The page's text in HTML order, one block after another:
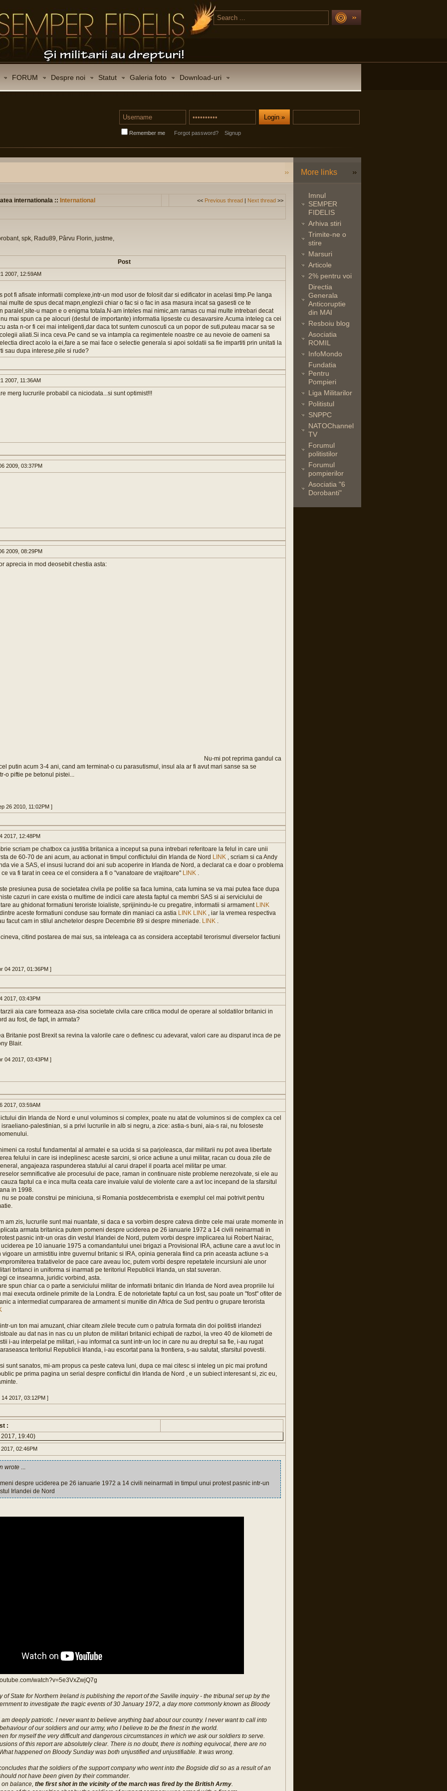
FORUM Despre noi Statut Galeria foto Download-uri
Remember me Forgot password? Signup
internationala :: International << Previous thread | Next thread >>
spk, Radu89, Pârvu Florin, justme,
Post
2007, 12:59AM
pot fi afisate informatii complexe,intr-un mod usor de folosit dar si edificator in acelasi timp.Pe langa
multe de spus decat mapn,englezii chiar o fac si o fac in asa masura incat sa gasesti ce te
paralel,site-u mapn e o enigma totala.N-am inteles mai nimic,am ramas cu mai multe intrebari decat
mai spun ca pe alocuri (destul de importante) informatia lipseste cu desavarsire.Acuma inteleg ca cei
asta n-or fi cei mai inteligenti,dar daca tot suntem cunoscuti ca un popor de suti,puteau macar sa se
aliati.Si inca ceva.Pe cand se va intampla ca regimentele noastre ce au nevoie de oameni sa
direct acolo la ei,fare a se mai face o selectie generala si apoi soldatii sa fie impartiti prin unitati la
sau dupa interese,pile si rude?
2007, 11:36AM
merg lucrurile probabil ca niciodata...si sunt optimist!!!
2009, 03:37PM
2009, 08:29PM
aprecia in mod deosebit chestia asta:
Nu-mi pot reprima gandul ca
putin acum 3-4 ani, cand am terminat-o cu parasutismul, insul ala ar fi avut mari sanse sa se
o piftie pe betonul pistei...
26 2010, 11:02PM ]
2017, 12:48PM
scriam pe chatbox ca justitia britanica a inceput sa puna intrebari referitoare la felul in care unii
de 60-70 de ani acum, au actionat in timpul conflictului din Irlanda de Nord LINK , scriam si ca Andy
vie a SAS, el insusi lucrand doi ani sub acoperire in Irlanda de Nord, a declarat ca e doar o problema
va fi tarat in ceea ce el considera a fi o "vanatoare de vrajitoare" LINK .
presiunea pusa de societatea civila pe politie sa faca lumina, cata lumina se va mai putea face dupa
cazuri in care exista o multime de indicii care atesta faptul ca membri SAS si ai serviciului de
au ghidonat formatiuni teroriste loialiste, sprijinindu-le cu pregatire, informatii si armament LINK
aceste formatiuni conduse sau formate din maniaci ca astia LINK LINK , iar la vremea respectiva
facut cam in stilul anchetelor despre Decembrie 89 si despre mineriade. LINK .
citind postarea de mai sus, sa inteleaga ca as considera acceptabil terorismul diverselor factiuni
04 2017, 01:36PM ]
2017, 03:43PM
aia care formeaza asa-zisa societate civila care critica modul de operare al soldatilor britanici in
au fost, de fapt, in armata?
Britanie post Brexit sa revina la valorile care o definesc cu adevarat, valori care au disparut inca de pe
Blair.
04 2017, 03:43PM ]
2017, 03:59AM
din Irlanda de Nord e unul voluminos si complex, poate nu atat de voluminos si de complex ca cel
palestinian, si a privi lucrurile in alb si negru, a zice: astia-s buni, aia-s rai, nu foloseste
ca rostul fundamental al armatei e sa ucida si sa parjoleasca, dar militarii nu pot avea libertate
felului in care isi indeplinesc aceste sarcini, si orice actiune a unui militar, racan cu doua zile de
angajeaza raspunderea statului al carui drapel il poarta acel militar pe umar.
semnificative ale procesului de pace, raman in continuare niste probleme nerezolvate, si ele au
faptul ca e inca multa ceata care invaluie valul de violente care a avt loc incepand de la sfarsitul
in 1998.
se poate construi pe miniciuna, si Romania postdecembrista e exemplul cel mai potrivit pentru
am zis, lucrurile sunt mai nuantate, si daca e sa vorbim despre cateva dintre cele mai urate momente in
armata britanica putem pomeni despre uciderea pe 26 ianuarie 1972 a 14 civili neinarmati in
pasnic intr-un oras din vestul Irlandei de Nord, putem vorbi despre implicarea lui Robert Nairac,
uciderea pe 10 ianuarie 1975 a comandantului unei brigazi a Provisional IRA, actiune care a avut loc in
vigoare un armistitiu intre guvernul britanic si IRA, opinia generala fiind ca prin aceasta actiune s-a
tratativelor de pace care aveau loc, putem vorbi despre repetatele incursiuni ale unor
britanci in uniforma si inarmati pe teritoriul Republicii Irlanda, un stat suveran.
ce inseamna, juridic vorbind, asta.
spun chiar ca o parte a serviciului militar de informatii britanic din Irlanda de Nord avea propriile lui
mai executa ordinele primite de la Londra. E de notorietate faptul ca un fost, sau poate un "fost" ofiter de
a intermediat cumpararea de armament si munitie din Africa de Sud pentru o grupare terorista
un ton mai amuzant, chiar citeam zilele trecute cum o patrula formata din doi politisti irlandezi
au dat nas in nas cu un pluton de militari britanici echipati de razboi, la vreo 40 de kilometri de
i-au interpelat pe militari, i-au informat ca sunt intr-un loc in care nu au dreptul sa fie, i-au rugat
teritoriul Republicii Irlanda, i-au escortat pana la frontiera, s-au salutat, sfarsitul povestii.
sunt sanatos, mi-am propus ca peste cateva luni, dupa ce mai citesc si inteleg un pic mai profund
pe prima pagina un serial despre conflictul din Irlanda de Nord , e un subiect interesant si, zic eu,
14 2017, 03:12PM ]
:
19:40)
02:46PM
wrote ...
despre uciderea pe 26 ianuarie 1972 a 14 civili neinarmati in timpul unui protest pasnic intr-un
Irlandei de Nord
watch?v=5e3VxZwjQ7g
of State for Northern Ireland is publishing the report of the Saville inquiry - the tribunal set up by the
to investigate the tragic events of 30 January 1972, a day more commonly known as Bloody
am deeply patriotic. I never want to believe anything bad about our country. I never want to call into
of our soldiers and our army, who I believe to be the finest in the world.
for myself the very difficult and dangerous circumstances in which we ask our soldiers to serve.
of this report are absolutely clear. There is no doubt, there is nothing equivocal, there are no
happened on Bloody Sunday was both unjustified and unjustifiable. It was wrong.
that the soldiers of the support company who went into the Bogside did so as a result of an
not have been given by their commander.
on balance, the first shot in the vicinity of the march was fired by the British Army.
More links
Imnul
SEMPER
FIDELIS
Arhiva stiri
Trimite-ne o
stire
Marsuri
Articole
2% pentru voi
Directia
Generala
Anticoruptie
din MAI
Resboiu blog
Asociatia
ROMIL
InfoMondo
Fundatia
Pentru
Pompieri
Liga Militarilor
Politistul
SNPPC
NATOChannel
TV
Forumul
politistilor
Forumul
pompierilor
Asociatia "6
Dorobanti"